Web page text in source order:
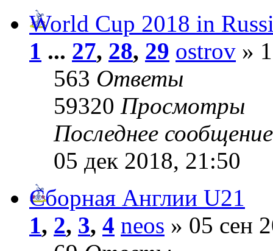
World Cup 2018 in
1 ... 27, 28, 29 ostrov »
563 Ответы
59320 Просмотры
Последнее
05 дек 2018, 21:50
Сборная Англии U21
1, 2, 3, 4 neos » 05 сен